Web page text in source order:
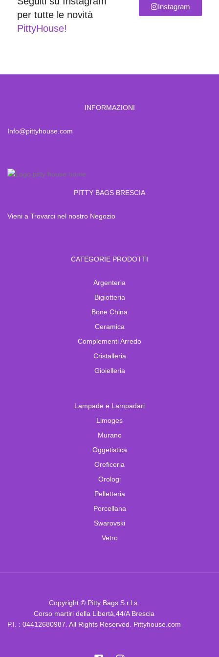
per tutte le novità
PittyHouse!
Instagram
INFORMAZIONI
Info@pittyhouse.com
PITTY BAGS BRESCIA
Vieni a Trovarci nel nostro Negozio
CATEGORIE PRODOTTI
Argenteria
Bigiotteria
Bone China
Ceramica
Complementi Arredo
Cristalleria
Gioielleria
Lampade e Lampadari
Limoges
Murano
Oggetistica
Oreficeria
Orologi
Pelletteria
Porcellana
Swarovski
Vetro
Copyright © Pitty Bags S.r.l.s.
Corso martiri della Libertà,44/A Brescia
P.I. : 04412680987. All Rights Reserved. Pittyhouse.com